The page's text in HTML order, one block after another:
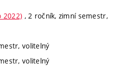
2022) , 2 ročník, zimní semestr,
volitelný
volitelný